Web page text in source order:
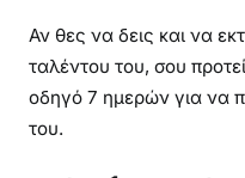
Αν θες να δεις και να
ταλέντου του, σου
οδηγό 7 ημερών για να
του.